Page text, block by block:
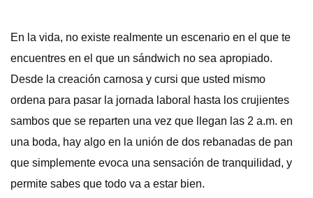
En la vida, no existe realmente un escenario en el que te
encuentres en el que un sándwich no sea apropiado.
Desde la creación carnosa y cursi que usted mismo
ordena para pasar la jornada laboral hasta los crujientes
sambos que se reparten una vez que llegan las 2 a.m. en
una boda, hay algo en la unión de dos rebanadas de pan
que simplemente evoca una sensación de tranquilidad, y
permite sabes que todo va a estar bien.